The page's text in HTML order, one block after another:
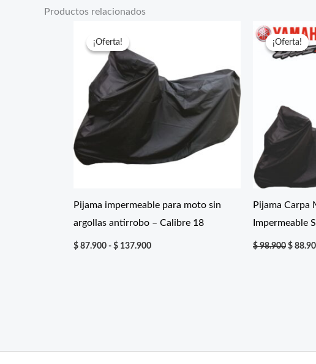
Productos relacionados
¡Oferta!
¡Oferta!
Pijama impermeable para moto sin
argollas antirrobo – Calibre 18
$ 87.900 - $ 137.900Rango
¡Oferta!
¡Oferta!
Pijama Carpa
Impermeable
$98.900 El
precio
$